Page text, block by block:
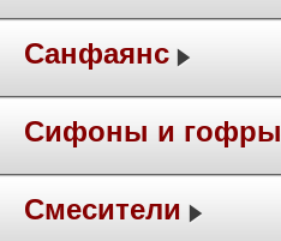
Санфаянс
Сифоны и гофры
Смесители